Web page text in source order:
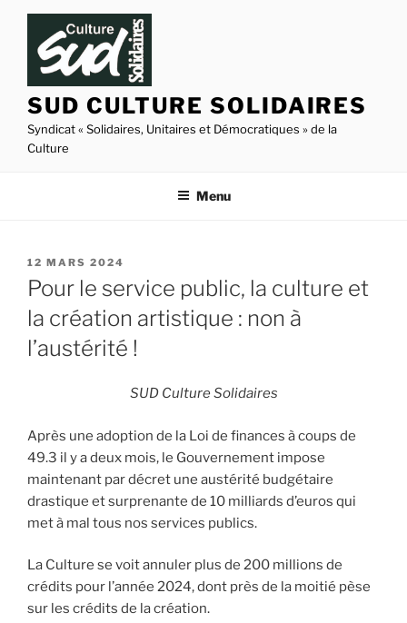
Aller
contenu
principal
SUD CULTURE SOLIDAIRES
Syndicat « Solidaires, Unitaires et Démocratiques » de la
Culture
Menu
PUBLIÉ
LE
12 MARS 2024
Pour le service public, la culture et
la création artistique : non à
l’austérité !
SUD Culture Solidaires
Après une adoption de la Loi de finances à coups de
49.3 il y a deux mois, le Gouvernement impose
maintenant par décret une austérité budgétaire
drastique et surprenante de 10 milliards d’euros qui
met à mal tous nos services publics.
La Culture se voit annuler plus de 200 millions de
crédits pour l’année 2024, dont près de la moitié pèse
sur les crédits de la création.